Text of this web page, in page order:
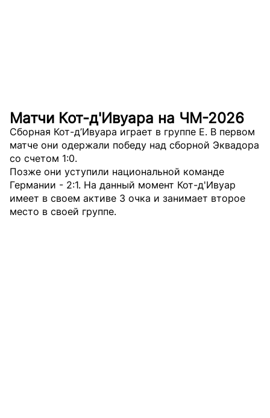
Матчи Кот-д'Ивуара на ЧМ-2026
Сборная Кот-д’Ивуара играет в группе E. В первом
матче они одержали победу над сборной Эквадора
со счетом 1:0.
Позже они уступили национальной команде
Германии - 2:1. На данный момент Кот-д'Ивуар
имеет в своем активе 3 очка и занимает второе
место в своей группе.